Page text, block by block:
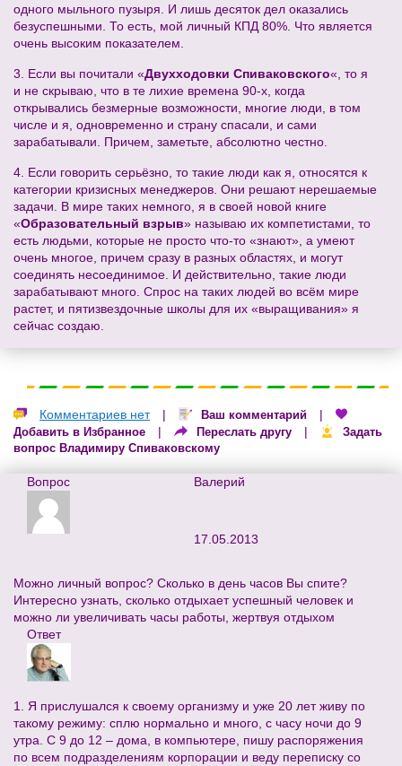
одного мыльного пузыря. И лишь десяток дел оказались
безуспешными. То есть, мой личный КПД 80%. Что является
очень высоким показателем.
3. Если вы почитали «Двухходовки Спиваковского«, то я
и не скрываю, что в те лихие времена 90-х, когда
открывались безмерные возможности, многие люди, в том
числе и я, одновременно и страну спасали, и сами
зарабатывали. Причем, заметьте, абсолютно честно.
4. Если говорить серьёзно, то такие люди как я, относятся к
категории кризисных менеджеров. Они решают нерешаемые
задачи. В мире таких немного, я в своей новой книге
«Образовательный взрыв» называю их компетистами, то
есть людьми, которые не просто что-то «знают», а умеют
очень многое, причем сразу в разных областях, и могут
соединять несоединимое. И действительно, такие люди
зарабатывают много. Спрос на таких людей во всём мире
растет, и пятизвездочные школы для их «выращивания» я
сейчас создаю.
Комментариев нет | Ваш комментарий |
Добавить в Избранное | Переслать другу |
Задать
вопрос Владимиру Спиваковскому
Вопрос Валерий
17.05.2013
Можно личный вопрос? Сколько в день часов Вы спите?
Интересно узнать, сколько отдыхает успешный человек и
можно ли увеличивать часы работы, жертвуя отдыхом
Ответ
1. Я прислушался к своему организму и уже 20 лет живу по
такому режиму: сплю нормально и много, с часу ночи до 9
утра. С 9 до 12 – дома, в компьютере, пишу распоряжения
по всем подразделениям корпорации и веду переписку со